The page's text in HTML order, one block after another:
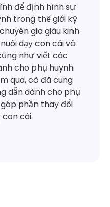
để định hình sự
trong thế giới kỹ
gia giàu kinh
dạy con cái và
như viết các
cho phụ huynh
qua, cô đã cung
dẫn dành cho phụ
phần thay đổi
cái.